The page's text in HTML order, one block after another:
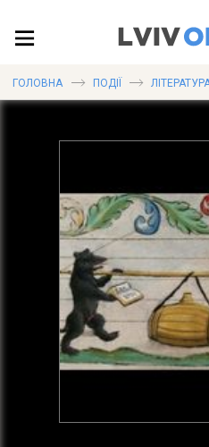
ПУБЛІКАЦІЇ
ДОВІДКА
ГОЛОВНА ПОДІЇ